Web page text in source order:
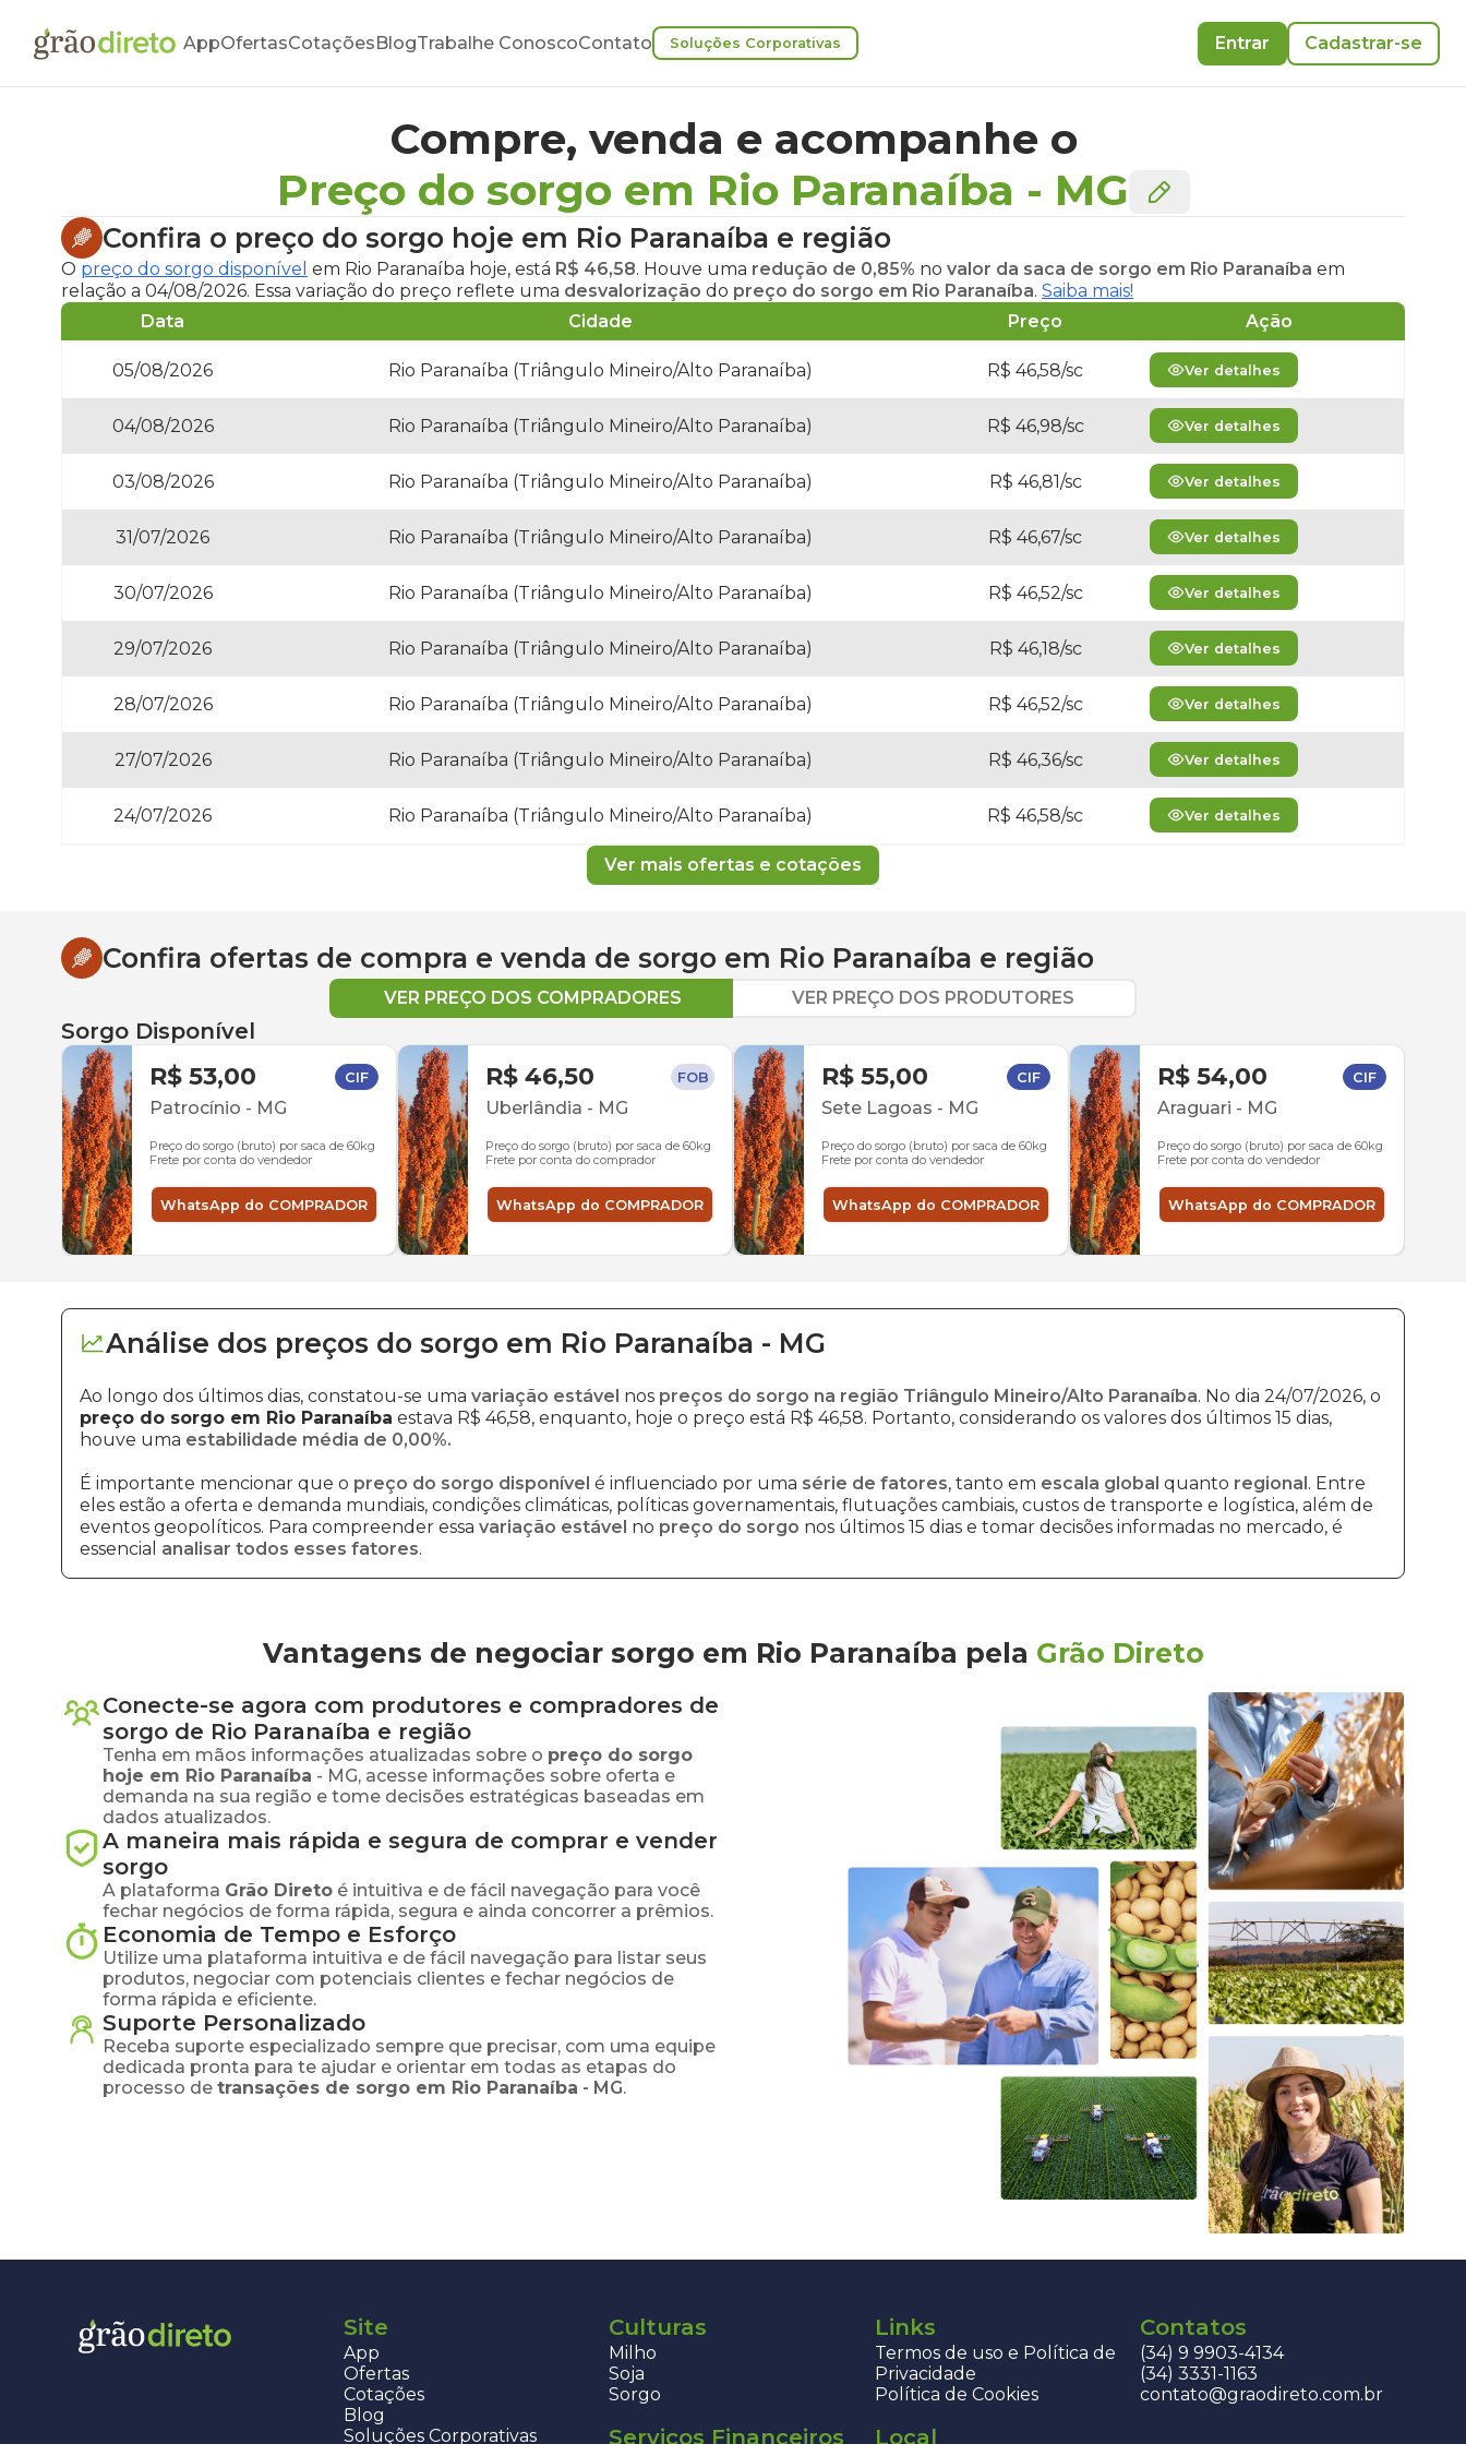
AppOfertasCotaçõesBlogTrabalhe ConoscoContato Soluções Corporativas Entrar Cadastrar-se
Compre, venda e acompanhe o
Preço do sorgo em Rio Paranaíba - MG
Confira o preço do sorgo hoje em Rio Paranaíba e região
O preço do sorgo disponível em Rio Paranaíba hoje, está R$ 46,58. Houve uma redução de 0,85% no valor da saca de sorgo em Rio Paranaíba em
relação a 04/08/2026. Essa variação do preço reflete uma desvalorização do preço do sorgo em Rio Paranaíba. Saiba mais!
Data
Cidade Preço Ação
05/08/2026 Rio Paranaíba (Triângulo Mineiro/Alto Paranaíba) R$ 46,58/sc Ver detalhes
04/08/2026 Rio Paranaíba (Triângulo Mineiro/Alto Paranaíba) R$ 46,98/sc Ver detalhes
03/08/2026 Rio Paranaíba (Triângulo Mineiro/Alto Paranaíba) R$ 46,81/sc Ver detalhes
31/07/2026 Rio Paranaíba (Triângulo Mineiro/Alto Paranaíba) R$ 46,67/sc Ver detalhes
30/07/2026 Rio Paranaíba (Triângulo Mineiro/Alto Paranaíba) R$ 46,52/sc Ver detalhes
29/07/2026 Rio Paranaíba (Triângulo Mineiro/Alto Paranaíba) R$ 46,18/sc Ver detalhes
28/07/2026 Rio Paranaíba (Triângulo Mineiro/Alto Paranaíba) R$ 46,52/sc Ver detalhes
27/07/2026 Rio Paranaíba (Triângulo Mineiro/Alto Paranaíba) R$ 46,36/sc Ver detalhes
24/07/2026 Rio Paranaíba (Triângulo Mineiro/Alto Paranaíba) R$ 46,58/sc Ver detalhes
Ver mais ofertas e cotações
Confira ofertas de compra e venda de sorgo em Rio Paranaíba e região
VER PREÇO DOS COMPRADORES VER PREÇO DOS PRODUTORES
Sorgo Disponível
R$ 53,00 CIF
Patrocínio - MG
Preço do sorgo (bruto) por saca de 60kg
Frete por conta do vendedor
WhatsApp do COMPRADOR
R$ 46,50 FOB
Uberlândia - MG
Preço do sorgo (bruto) por saca de 60kg
Frete por conta do comprador
WhatsApp do COMPRADOR
R$ 55,00 CIF
Sete Lagoas - MG
Preço do sorgo (bruto) por saca de 60kg
Frete por conta do vendedor
WhatsApp do COMPRADOR
R$ 54,00 CIF
Araguari - MG
Preço do sorgo (bruto) por saca de 60kg
Frete por conta do vendedor
WhatsApp do COMPRADOR
Análise dos preços do sorgo em Rio Paranaíba - MG
Ao longo dos últimos dias, constatou-se uma variação estável nos preços do sorgo na região Triângulo Mineiro/Alto Paranaíba. No dia 24/07/2026, o
preço do sorgo em Rio Paranaíba estava R$ 46,58, enquanto, hoje o preço está R$ 46,58. Portanto, considerando os valores dos últimos 15 dias,
houve uma estabilidade média de 0,00%.
É importante mencionar que o preço do sorgo disponível é influenciado por uma série de fatores, tanto em escala global quanto regional. Entre
eles estão a oferta e demanda mundiais, condições climáticas, políticas governamentais, flutuações cambiais, custos de transporte e logística, além de
eventos geopolíticos. Para compreender essa variação estável no preço do sorgo nos últimos 15 dias e tomar decisões informadas no mercado, é
essencial analisar todos esses fatores.
Vantagens de negociar sorgo em Rio Paranaíba pela Grão Direto
Conecte-se agora com produtores e compradores de
sorgo de Rio Paranaíba e região
Tenha em mãos informações atualizadas sobre o preço do sorgo
hoje em Rio Paranaíba - MG, acesse informações sobre oferta e
demanda na sua região e tome decisões estratégicas baseadas em
dados atualizados.
A maneira mais rápida e segura de comprar e vender
sorgo
A plataforma Grão Direto é intuitiva e de fácil navegação para você
fechar negócios de forma rápida, segura e ainda concorrer a prêmios.
Economia de Tempo e Esforço
Utilize uma plataforma intuitiva e de fácil navegação para listar seus
produtos, negociar com potenciais clientes e fechar negócios de
forma rápida e eficiente.
Suporte Personalizado
Receba suporte especializado sempre que precisar, com uma equipe
dedicada pronta para te ajudar e orientar em todas as etapas do
processo de transações de sorgo em Rio Paranaíba - MG.
Site
App
Ofertas
Cotações
Blog
Soluções Corporativas
Culturas
Milho
Soja
Sorgo
Links
Termos de uso e Política de
Privacidade
Política de Cookies
Contatos
(34) 9 9903-4134
(34) 3331-1163
contato@graodireto.com.br
Serviços Financeiros Local